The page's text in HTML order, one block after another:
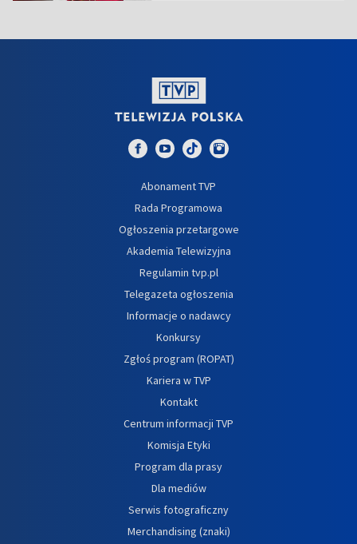
Abonament TVP
Rada Programowa
Ogłoszenia przetargowe
Akademia Telewizyjna
Regulamin tvp.pl
Telegazeta ogłoszenia
Informacje o nadawcy
Konkursy
Zgłoś program (ROPAT)
Kariera w TVP
Kontakt
Centrum informacji TVP
Komisja Etyki
Program dla prasy
Dla mediów
Serwis fotograficzny
Merchandising (znaki)